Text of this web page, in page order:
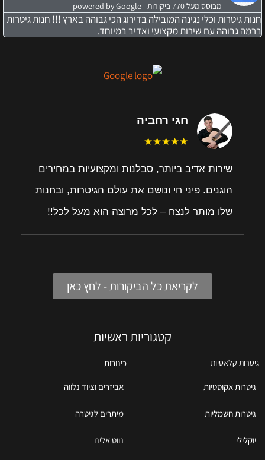
מבוסס מעל 770 ביקורות - powered by Google
חנות גיטרות וכלי נגינה המובילה בדירוג הכי גבוהה בארץ !!! חנות גיטרות
ברמה גבוהה עם שירות מקצועי ואדיב במיוחד.
חגי רחביה
★★★★★
שירות אדיב ביותר, סבלנות ומקצועיות במחירים
הוגנים. פיני חי ונושם את עולם הגיטרות, ובחנות
שלו מותר לנצח – לכל מרוצה הוא מעל לכל!!
לקריאת כל הביקורות - לחץ כאן
קטגוריות ראשיות
גיטרות קלאסיות כינורות
גיטרות אקוסטיות אביזרים וציוד נלווה
גיטרות חשמליות מיתרים לגיטרה
יוקלילי נווט אלינו